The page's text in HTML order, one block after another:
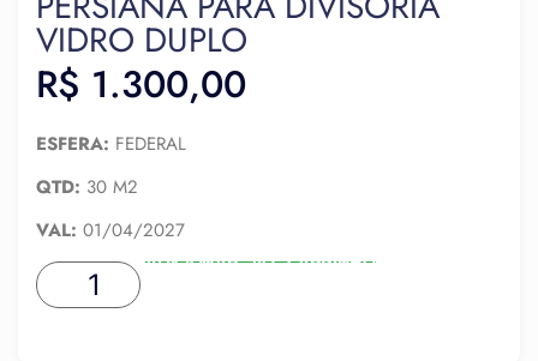
VIDRO DUPLO
R$ 1.300,00
ESFERA: FEDERAL
QTD: 30 M2
VAL: 01/04/2027
ADICIONAR AO CARRINHO